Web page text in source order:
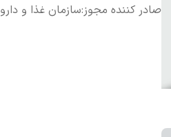
صادر کننده مجوز:سازمان غذا و دارو